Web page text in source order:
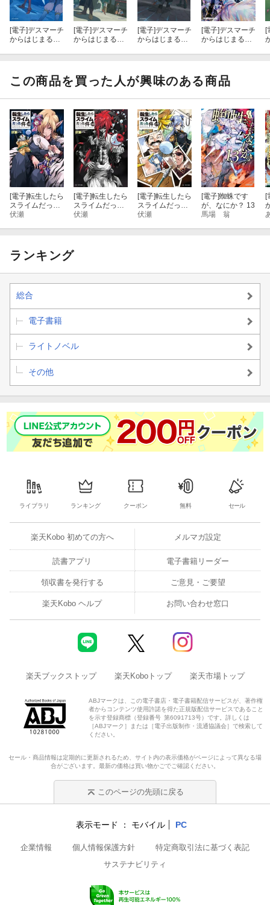
[電子]デスマーチ
からはじまる異
[電子]デスマーチ
からはじまる異
[電子]デスマーチ
からはじまる異
[電子]デスマーチ
からはじまる異
[
この商品を買った人が興味のある商品
[電子]転生したら
スライムだった
件 18
伏瀬
[電子]転生したら
スライムだった
件 16
伏瀬
[電子]転生したら
スライムだった
件 17
伏瀬
[電子]蜘蛛です
が、なにか？ 13
馬場 翁
[
ランキング
総合
電子書籍
ライトノベル
その他
ライブラリ ランキング クーポン 無料 セール
楽天Kobo 初めての方へ メルマガ設定
読書アプリ 電子書籍リーダー
領収書を発行する ご意見・ご要望
楽天Kobo ヘルプ お問い合わせ窓口
楽天ブックストップ 楽天Koboトップ 楽天市場トップ
ABJマークは、この電子書店・電子書籍配信サービスが、著作権
者からコンテンツ使用許諾を得た正規版配信サービスであること
を示す登録商標（登録番号 第6091713号）です。詳しくは
［ABJマーク］または［電子出版制作・流通協議会］で検索して
ください。
セール・商品情報は定期的に更新されるため、サイト内の表示価格がページによって異なる場
合がございます。最新の価格は買い物かごでご確認ください。
このページの先頭に戻る
表示モード モバイル PC
企業情報 個人情報保護方針
特定商取引法に基づく表記
サステナビリティ